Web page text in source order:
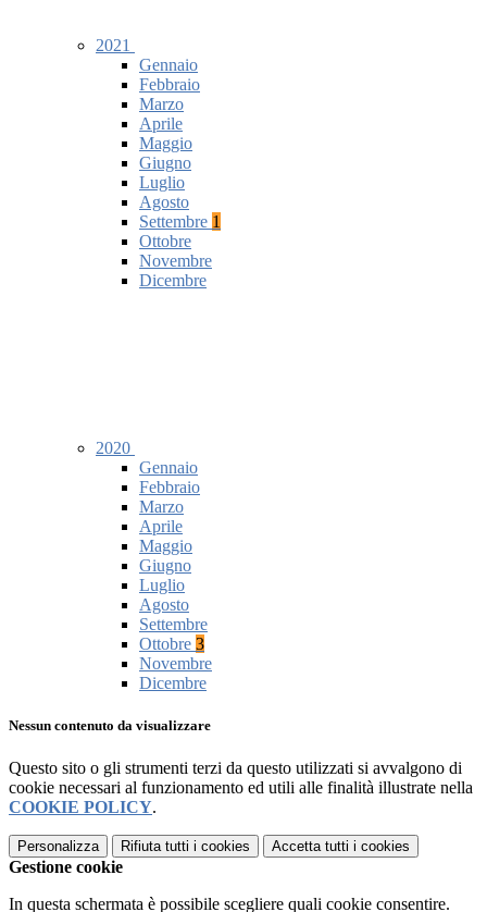
2021
Gennaio
Febbraio
Marzo
Aprile
Maggio
Giugno
Luglio
Agosto
Settembre 1
Ottobre
Novembre
Dicembre
2020
Gennaio
Febbraio
Marzo
Aprile
Maggio
Giugno
Luglio
Agosto
Settembre
Ottobre 3
Novembre
Dicembre
Nessun contenuto da visualizzare
Questo sito o gli strumenti terzi da questo utilizzati si avvalgono di
cookie necessari al funzionamento ed utili alle finalità illustrate nella
COOKIE POLICY.
Personalizza Rifiuta tutti i cookies Accetta tutti i cookies
Gestione cookie
In questa schermata è possibile scegliere quali cookie consentire.